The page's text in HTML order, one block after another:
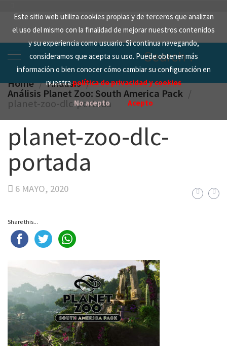
Este sitio web utiliza cookies propias y de terceros que analizan
el uso del mismo con la finalidad de mejorar nuestros contenidos
y su experiencia como usuario. Si continua navegando,
consideramos que acepta su uso. Puede obtener más
información o bien conocer cómo cambiar su configuración en
nuestrapolítica de privacidad y cookies
No acepto Acepto
content
Search
for:
Home Analisis
Análisis Planet Zoo: South America Pack
planet-zoo-dlc-portada
planet-zoo-dlc-
portada
6 MAYO, 2020
Share this...